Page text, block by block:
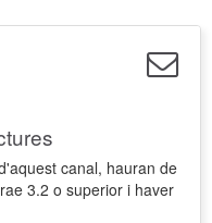
canal, hauran de
3.2 o superior i haver